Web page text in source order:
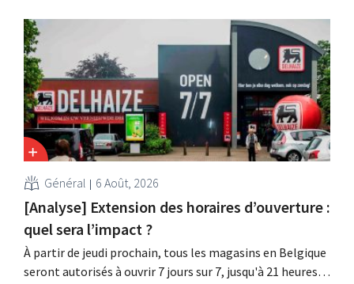
clients d'une fuite de données. Les données financières,
les noms d'utilisateur et les mots de passe n'ont pas été
affectés.
Général 6 Août, 2026
[Analyse] Extension des horaires d’ouverture :
quel sera l’impact ?
À partir de jeudi prochain, tous les magasins en Belgique
seront autorisés à ouvrir 7 jours sur 7, jusqu'à 21 heures.